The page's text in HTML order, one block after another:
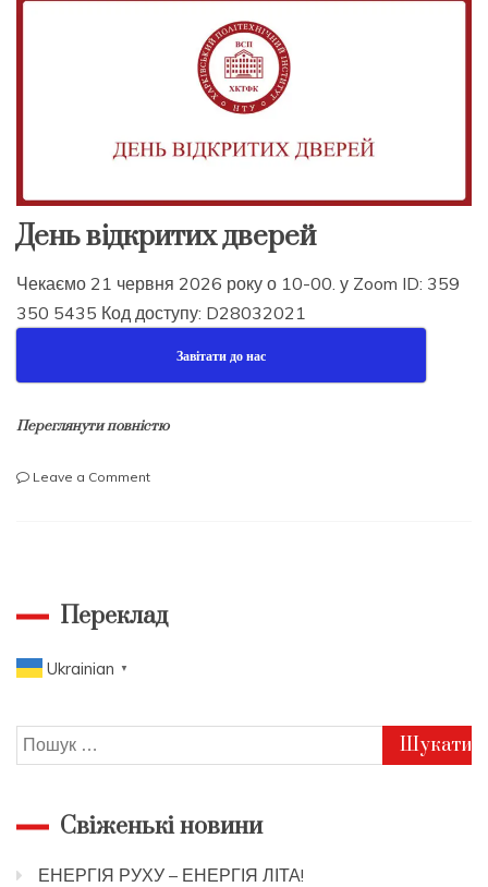
День відкритих дверей
Чекаємо 21 червня 2026 року о 10-00. у Zoom ID: 359
350 5435 Код доступу: D28032021
Завітати до нас
Переглянути повністю
Leave a Commenton
Переклад
Ukrainian ▼
Пошук:
Свіженькі новини
ЕНЕРГІЯ РУХУ – ЕНЕРГІЯ ЛІТА!